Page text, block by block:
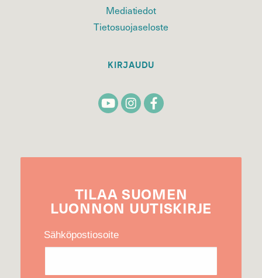
Mediatiedot
Tietosuojaseloste
KIRJAUDU
TILAA SUOMEN
LUONNON UUTIS­KIRJE
Sähköpostiosoite